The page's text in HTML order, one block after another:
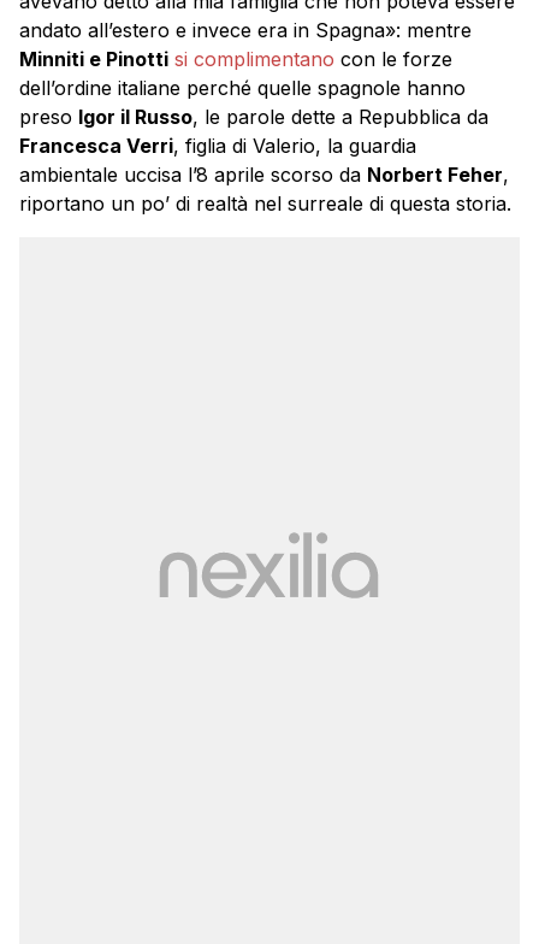
andato all’estero e invece era in Spagna»: mentre
Minniti e Pinotti si complimentano con le forze
dell’ordine italiane perché quelle spagnole hanno
preso Igor il Russo, le parole dette a Repubblica da
Francesca Verri, figlia di Valerio, la guardia
ambientale uccisa l’8 aprile scorso da Norbert Feher,
riportano un po’ di realtà nel surreale di questa storia.